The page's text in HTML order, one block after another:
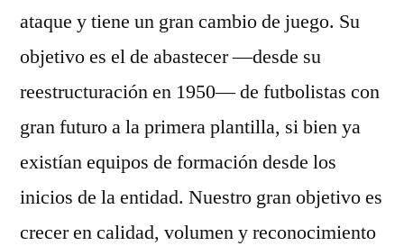
ataque y tiene un gran cambio de juego. Su
objetivo es el de abastecer —desde su
reestructuración en 1950— de futbolistas con
gran futuro a la primera plantilla, si bien ya
existían equipos de formación desde los
inicios de la entidad. Nuestro gran objetivo es
crecer en calidad, volumen y reconocimiento